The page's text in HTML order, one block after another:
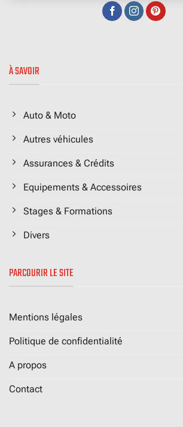
À SAVOIR
Auto & Moto
Autres véhicules
Assurances & Crédits
Equipements & Accessoires
Stages & Formations
Divers
PARCOURIR LE SITE
Mentions légales
Politique de confidentialité
A propos
Contact